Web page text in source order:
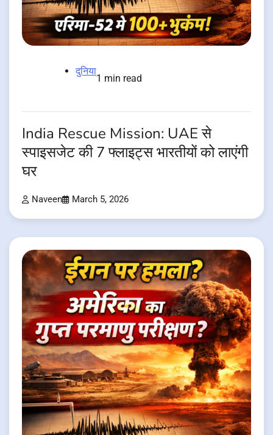
दुनिया
1 min read
India Rescue Mission: UAE से
स्पाइसजेट की 7 फ्लाइट्स भारतीयों को लाएंगी
घर
Naveen March 5, 2026